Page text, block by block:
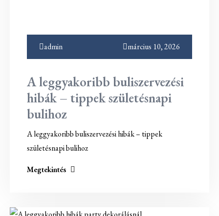
admin március 10, 2026
A leggyakoribb buliszervezési
hibák – tippek születésnapi
bulihoz
A leggyakoribb buliszervezési hibák – tippek
születésnapi bulihoz
Megtekintés